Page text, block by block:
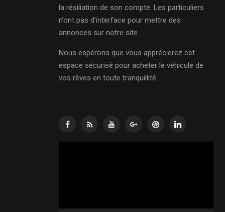
la résiliation de son compte. Les particuliers
n’ont pas d’interface pour mettre des
annonces sur notre site.
Nous espérons que vous apprécierez cet
espace sécurisé pour acheter le véhicule de
vos rêves en toute tranquillité.